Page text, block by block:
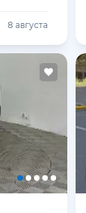
8 августа